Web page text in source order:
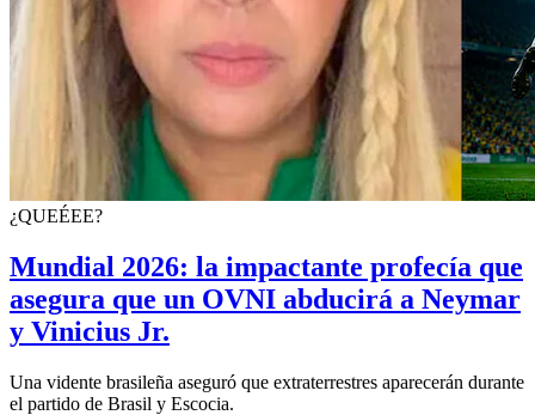
¿QUEÉEE?
Mundial 2026: la impactante profecía que
asegura que un OVNI abducirá a Neymar
y Vinicius Jr.
Una vidente brasileña aseguró que extraterrestres aparecerán durante
el partido de Brasil y Escocia.